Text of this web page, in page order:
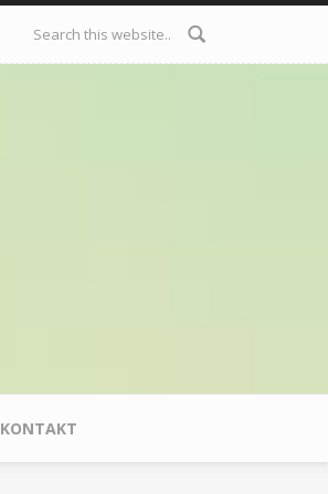
Formularz
wyszukiwania
KONTAKT